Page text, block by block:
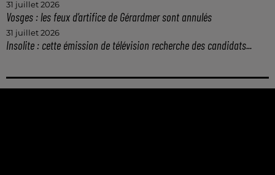
31 juillet 2026
Vosges : les feux d’artifice de Gérardmer sont annulés
31 juillet 2026
Insolite : cette émission de télévision recherche des candidats...